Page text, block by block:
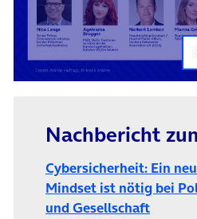
Nachbericht
Cybersicherheit: Ein
Mindset ist nötig bei
und Gesellschaft